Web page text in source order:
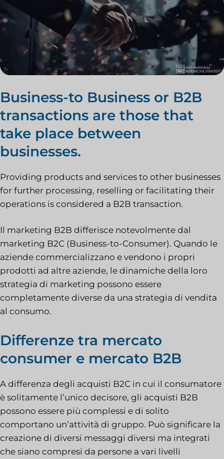
Business-to Business or B2B
transactions are those that
take place between
businesses.
Providing products and services to other businesses
for further processing, reselling or facilitating their
operations is considered a B2B transaction.
Il marketing B2B differisce notevolmente dal
marketing B2C (Business-to-Consumer). Quando le
aziende commercializzano e vendono i propri
prodotti ad altre aziende, le dinamiche della loro
strategia di marketing possono essere
completamente diverse da una strategia di vendita
al consumo.
Differenze tra mercato
consumer e mercato B2B
A differenza degli acquisti B2C in cui il consumatore
è solitamente l’unico decisore, gli acquisti B2B
possono essere più complessi e di solito
comportano un’attività di gruppo. Può significare la
creazione di diversi messaggi diversi ma integrati
che siano compresi da persone a vari livelli